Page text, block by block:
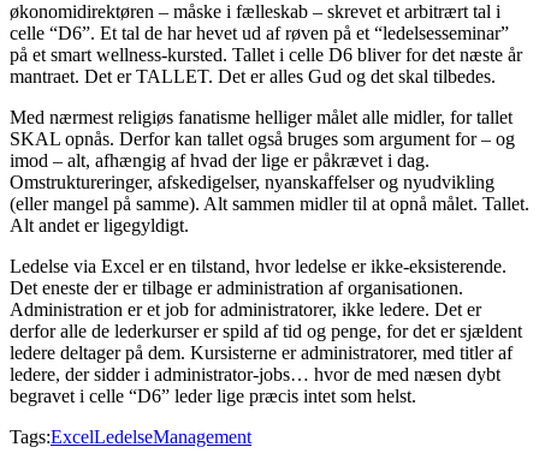
økonomidirektøren – måske i fælleskab – skrevet et arbitrært tal i
celle “D6”. Et tal de har hevet ud af røven på et “ledelsesseminar”
på et smart wellness-kursted. Tallet i celle D6 bliver for det næste år
mantraet. Det er TALLET. Det er alles Gud og det skal tilbedes.
Med nærmest religiøs fanatisme helliger målet alle midler, for tallet
SKAL opnås. Derfor kan tallet også bruges som argument for – og
imod – alt, afhængig af hvad der lige er påkrævet i dag.
Omstruktureringer, afskedigelser, nyanskaffelser og nyudvikling
(eller mangel på samme). Alt sammen midler til at opnå målet. Tallet.
Alt andet er ligegyldigt.
Ledelse via Excel er en tilstand, hvor ledelse er ikke-eksisterende.
Det eneste der er tilbage er administration af organisationen.
Administration er et job for administratorer, ikke ledere. Det er
derfor alle de lederkurser er spild af tid og penge, for det er sjældent
ledere deltager på dem. Kursisterne er administratorer, med titler af
ledere, der sidder i administrator-jobs… hvor de med næsen dybt
begravet i celle “D6” leder lige præcis intet som helst.
Tags:ExcelLedelseManagement